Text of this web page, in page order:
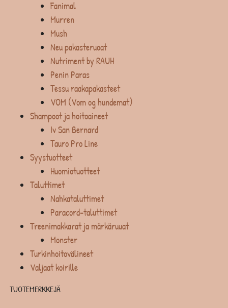
Fanimal
Murren
Mush
Neu pakasteruoat
Nutriment by RAUH
Penin Paras
Tessu raakapakasteet
VOM (Vom og hundemat)
Shampoot ja hoitoaineet
Iv San Bernard
Tauro Pro Line
Syystuotteet
Huomiotuotteet
Taluttimet
Nahkataluttimet
Paracord-taluttimet
Treenimakkarat ja märkäruuat
Monster
Turkinhoitovälineet
Valjaat koirille
TUOTEMERKKEJÄ